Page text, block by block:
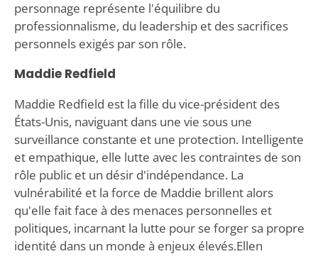
personnage représente l'équilibre du
professionnalisme, du leadership et des sacrifices
personnels exigés par son rôle.
Maddie Redfield
Maddie Redfield est la fille du vice-président des
États-Unis, naviguant dans une vie sous une
surveillance constante et une protection. Intelligente
et empathique, elle lutte avec les contraintes de son
rôle public et un désir d'indépendance. La
vulnérabilité et la force de Maddie brillent alors
qu'elle fait face à des menaces personnelles et
politiques, incarnant la lutte pour se forger sa propre
identité dans un monde à enjeux élevés.Ellen